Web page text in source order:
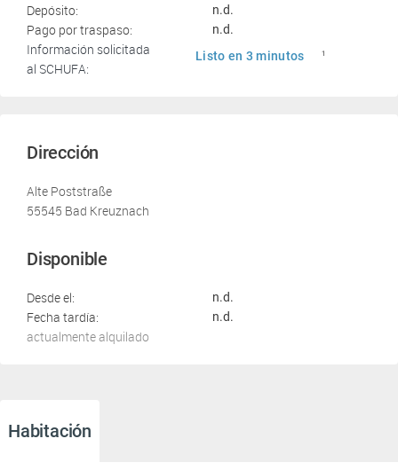
Depósito: n.d.
Pago por traspaso: n.d.
Información solicitada
al SCHUFA:
Listo en 3 minutos 1
Dirección
Alte Poststraße
55545 Bad Kreuznach
Disponible
Desde el: n.d.
Fecha tardía: n.d.
actualmente alquilado
Habitación